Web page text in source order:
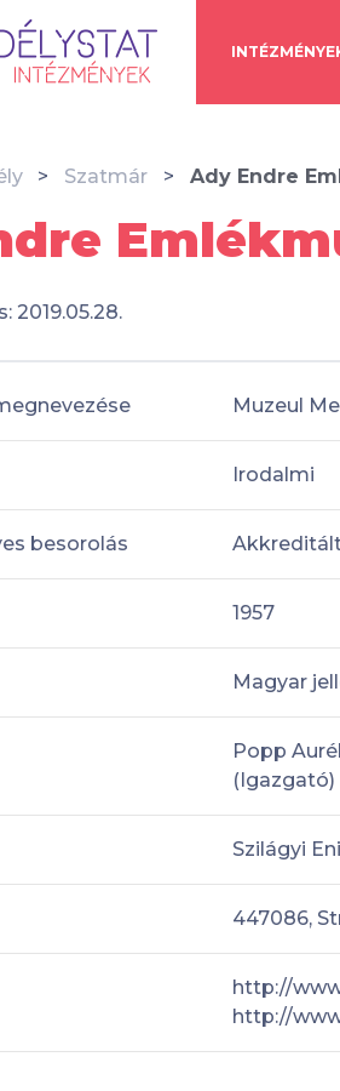
Szatmár Ady Endre
2019.05.28.
Muzeul
Irodalmi
besorolás
1957
Magyar
Popp
(Igazgató)
Szilágyi
447086,
http://
http://